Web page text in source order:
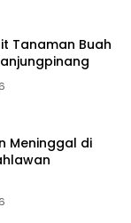
Tanaman Buah
Meninggal di